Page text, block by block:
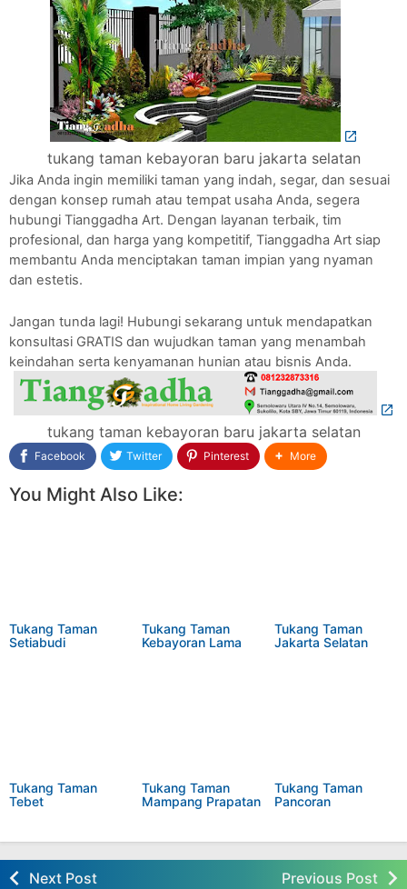
tukang taman kebayoran baru jakarta selatan
Jika Anda ingin memiliki taman yang indah, segar, dan sesuai
dengan konsep rumah atau tempat usaha Anda, segera
hubungi Tianggadha Art. Dengan layanan terbaik, tim
profesional, dan harga yang kompetitif, Tianggadha Art siap
membantu Anda menciptakan taman impian yang nyaman
dan estetis.
Jangan tunda lagi! Hubungi sekarang untuk mendapatkan
konsultasi GRATIS dan wujudkan taman yang menambah
keindahan serta kenyamanan hunian atau bisnis Anda.
tukang taman kebayoran baru jakarta selatan
Facebook Twitter Pinterest More
You Might Also Like:
Tukang Taman
Setiabudi
Tukang Taman
Kebayoran Lama
Tukang Taman
Jakarta Selatan
Tukang Taman
Tebet
Tukang Taman
Mampang Prapatan
Tukang Taman
Pancoran
Next Post Previous Post